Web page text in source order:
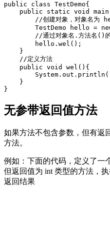
public class TestDemo{
public static void
//创建对象，对象名为
TestDemo hello =
//通过对象名.方法名()
        hello.wel();
    }
    //定义方法
    public void wel(){
    }
}
无参带返回值方法
如果方法不包含参数，但有返
方法。
例如：下面的代码，定义了一
但返回值为 int 类型的方法，
返回结果